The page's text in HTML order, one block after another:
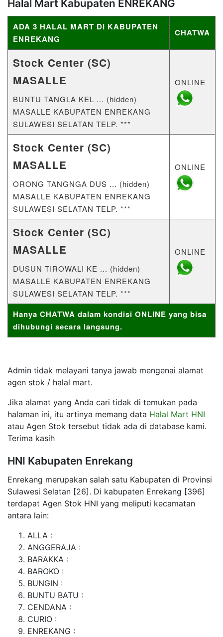
Halal Mart Kabupaten ENREKANG
ADA 3 HALAL MART DI KABUPATEN
ENREKANG
CHATWA
Stock Center (SC)
MASALLE
BUNTU TANGLA KEL ... (hidden)
MASALLE KABUPATEN ENREKANG
SULAWESI SELATAN TELP. ***
ONLINE
Stock Center (SC)
MASALLE
ORONG TANGNGA DUS ... (hidden)
MASALLE KABUPATEN ENREKANG
SULAWESI SELATAN TELP. ***
ONLINE
Stock Center (SC)
MASALLE
DUSUN TIROWALI KE ... (hidden)
MASALLE KABUPATEN ENREKANG
SULAWESI SELATAN TELP. ***
ONLINE
Hanya CHATWA dalam kondisi ONLINE yang bisa
dihubungi secara langsung.
Admin tidak melayani tanya jawab mengenai alamat
agen stok / halal mart.
Jika alamat yang Anda cari tidak di temukan pada
halaman ini, itu artinya memang data Halal Mart HNI
atau Agen Stok tersebut tidak ada di database kami.
Terima kasih
HNI Kabupaten Enrekang
Enrekang merupakan salah satu Kabupaten di Provinsi
Sulawesi Selatan [26]. Di kabupaten Enrekang [396]
terdapat Agen Stok HNI yang meliputi kecamatan
antara lain:
ALLA :
ANGGERAJA :
BARAKKA :
BAROKO :
BUNGIN :
BUNTU BATU :
CENDANA :
CURIO :
ENREKANG :